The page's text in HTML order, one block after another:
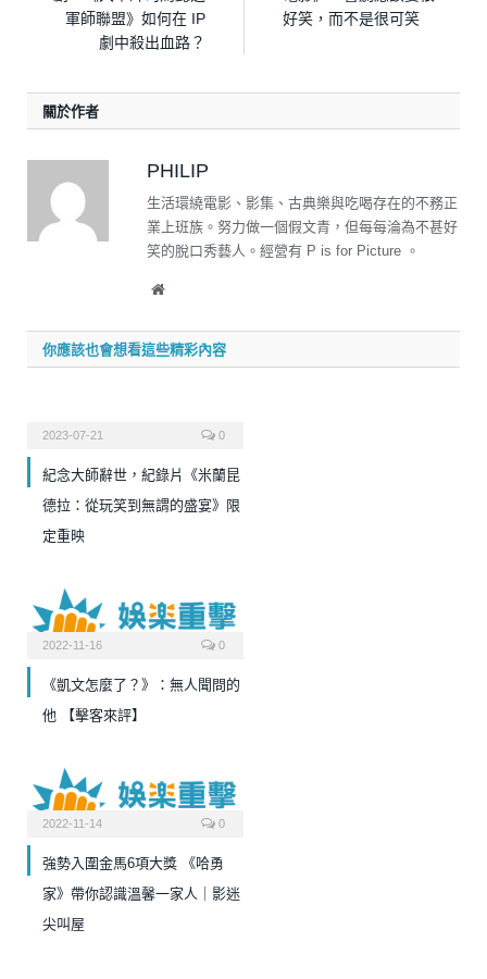
軍師聯盟》如何在 IP
劇中殺出血路？
好笑，而不是很可笑
關於作者
PHILIP
生活環繞電影、影集、古典樂與吃喝存在的不務正
業上班族。努力做一個假文青，但每每淪為不甚好
笑的脫口秀藝人。經營有 P is for Picture 。
Website
你應該也會想看這些精彩內容
2023-07-21 0
紀念大師辭世，紀錄片《米蘭昆
德拉：從玩笑到無謂的盛宴》限
定重映
2022-11-16 0
《凱文怎麼了？》：無人聞問的
他 【擊客來評】
2022-11-14 0
強勢入圍金馬6項大獎 《哈勇
家》帶你認識溫馨一家人｜影迷
尖叫屋